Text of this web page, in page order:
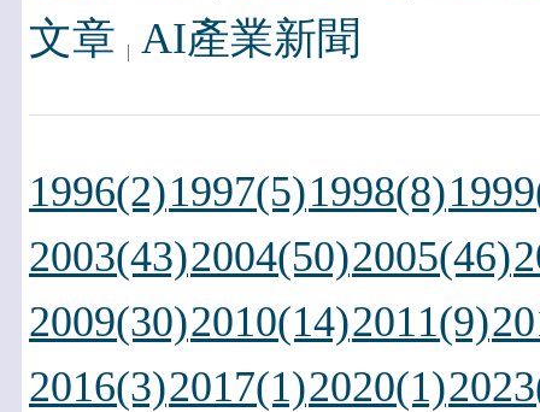
文章 AI產業新聞
1996(2)1997(5)1998(8)
2003(43)2004(50)2005(46)
2009(30)2010(14)2011(9)
2016(3)2017(1)2020(1)